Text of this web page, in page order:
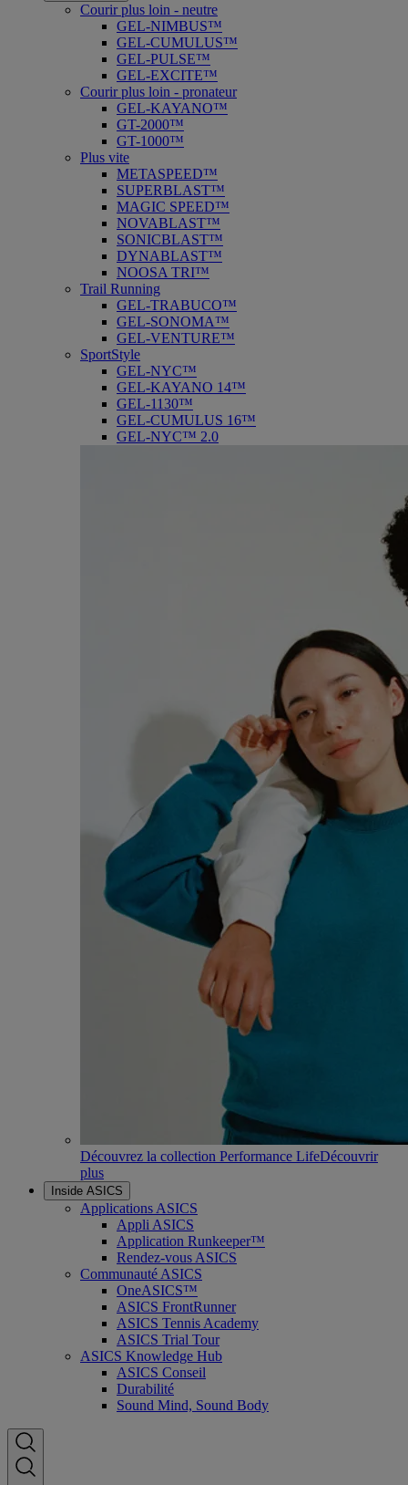
Courir plus loin - neutre
GEL-NIMBUS™
GEL-CUMULUS™
GEL-PULSE™
GEL-EXCITE™
Courir plus loin - pronateur
GEL-KAYANO™
GT-2000™
GT-1000™
Plus vite
METASPEED™
SUPERBLAST™
MAGIC SPEED™
NOVABLAST™
SONICBLAST™
DYNABLAST™
NOOSA TRI™
Trail Running
GEL-TRABUCO™
GEL-SONOMA™
GEL-VENTURE™
SportStyle
GEL-NYC™
GEL-KAYANO 14™
GEL-1130™
GEL-CUMULUS 16™
GEL-NYC™ 2.0
Découvrez la collection Performance LifeDécouvrir
plus
Inside ASICS
Applications ASICS
Appli ASICS
Application Runkeeper™
Rendez-vous ASICS
Communauté ASICS
OneASICS™
ASICS FrontRunner
ASICS Tennis Academy
ASICS Trial Tour
ASICS Knowledge Hub
ASICS Conseil
Durabilité
Sound Mind, Sound Body